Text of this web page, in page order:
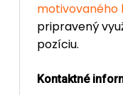
motivovaného
pripravený
pozíciu.
Kontaktné